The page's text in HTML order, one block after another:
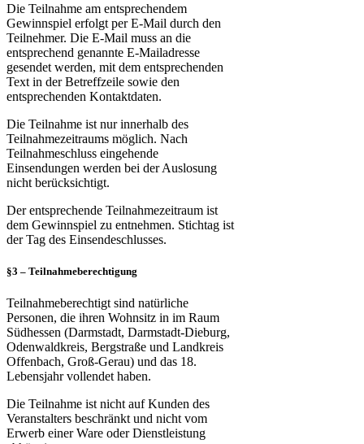
Die Teilnahme am entsprechendem
Gewinnspiel erfolgt per E-Mail durch den
Teilnehmer. Die E-Mail muss an die
entsprechend genannte E-Mailadresse
gesendet werden, mit dem entsprechenden
Text in der Betreffzeile sowie den
entsprechenden Kontaktdaten.
Die Teilnahme ist nur innerhalb des
Teilnahmezeitraums möglich. Nach
Teilnahmeschluss eingehende
Einsendungen werden bei der Auslosung
nicht berücksichtigt.
Der entsprechende Teilnahmezeitraum ist
dem Gewinnspiel zu entnehmen. Stichtag ist
der Tag des Einsendeschlusses.
§3 – Teilnahmeberechtigung
Teilnahmeberechtigt sind natürliche
Personen, die ihren Wohnsitz in im Raum
Südhessen (Darmstadt, Darmstadt-Dieburg,
Odenwaldkreis, Bergstraße und Landkreis
Offenbach, Groß-Gerau) und das 18.
Lebensjahr vollendet haben.
Die Teilnahme ist nicht auf Kunden des
Veranstalters beschränkt und nicht vom
Erwerb einer Ware oder Dienstleistung